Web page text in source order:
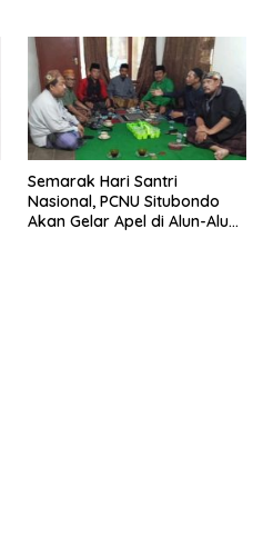
Semarak Hari Santri
Nasional, PCNU Situbondo
Akan Gelar Apel di Alun-Alun